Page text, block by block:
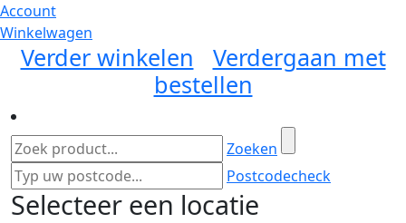
Account
Winkelwagen
Verder winkelen
Verdergaan met
bestellen
Zoeken
Postcodecheck
Selecteer een locatie